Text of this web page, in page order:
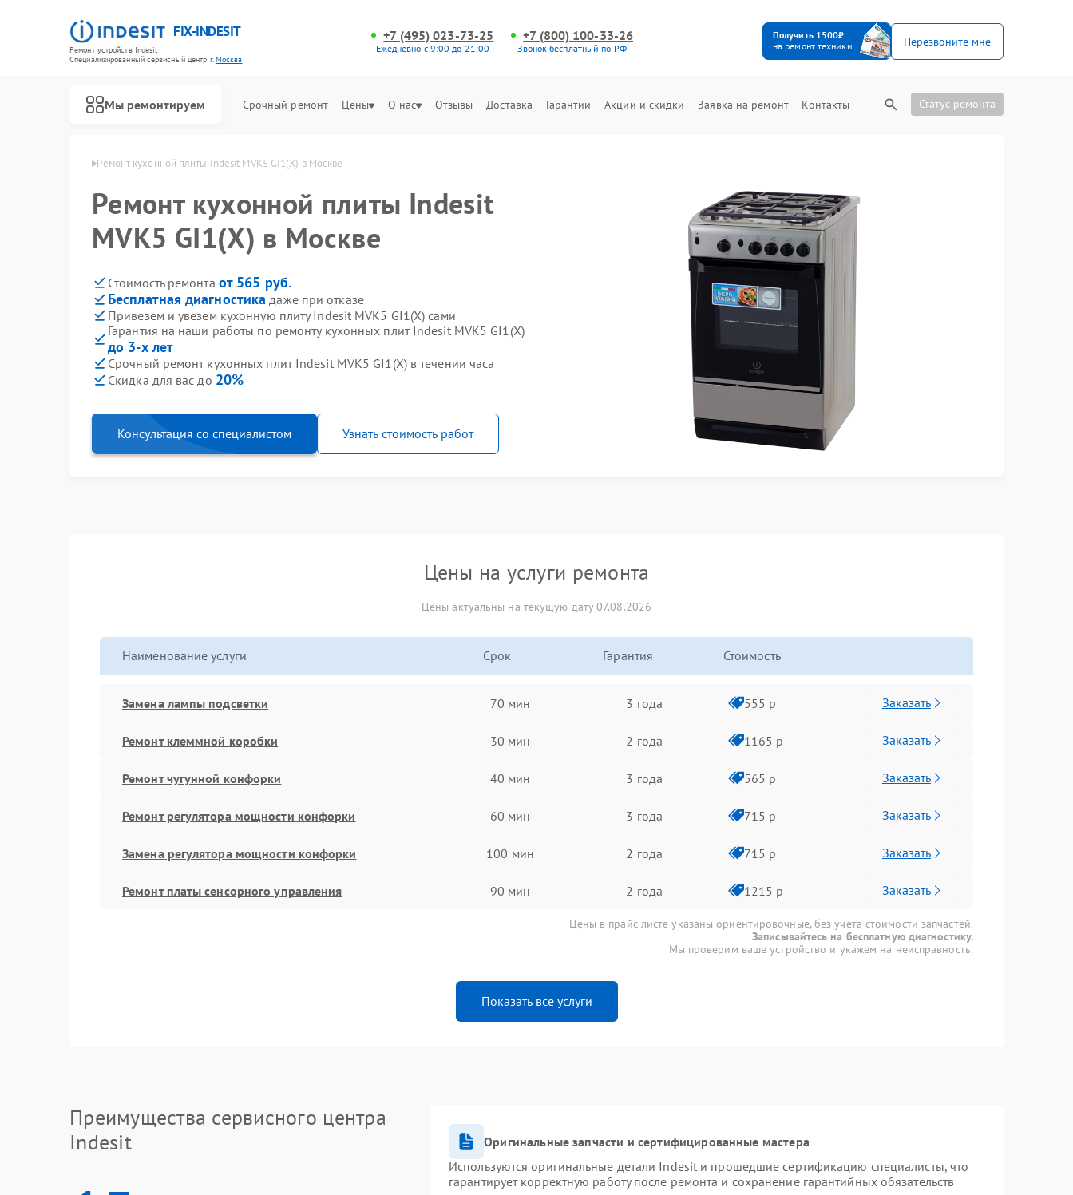
FIX-INDESIT
Ремонт устройств Indesit
Специализированный cервисный центр г.Москва
+7 (495) 023-73-25
Ежедневно с 9:00 до 21:00
+7 (800) 100-33-26
Звонок бесплатный по РФ
Получить 1500₽
на ремонт техники
Перезвоните мне
Мы ремонтируем Срочный ремонт Цены О нас Отзывы Доставка Гарантии Акции и скидки Заявка на ремонт Контакты Статус ремонта
Indesit в Москве Ремонт кухонной плиты Indesit MVK5 GI1(X) в Москве
Ремонт кухонной плиты Indesit
MVK5 GI1(X) в Москве
Стоимость ремонта от 565 руб.
Бесплатная диагностика даже при отказе
Привезем и увезем кухонную плиту Indesit MVK5 GI1(X) сами
Гарантия на наши работы по ремонту кухонных плит Indesit MVK5 GI1(X)
до 3-х лет
Срочный ремонт кухонных плит Indesit MVK5 GI1(X) в течении часа
Скидка для вас до 20%
Консультация со специалистом Узнать стоимость работ
Цены на услуги ремонта
Цены актуальны на текущую дату 07.08.2026
Наименование услуги Срок Гарантия Стоимость
Замена лампы подсветки 70 мин 3 года 555 р Заказать
Ремонт клеммной коробки 30 мин 2 года 1165 р Заказать
Ремонт чугунной конфорки 40 мин 3 года 565 р Заказать
Ремонт регулятора мощности конфорки 60 мин 3 года 715 р Заказать
Замена регулятора мощности конфорки 100 мин 2 года 715 р Заказать
Ремонт платы сенсорного управления 90 мин 2 года 1215 р Заказать
Цены в прайс-листе указаны ориентировочные, без учета стоимости запчастей.
Записывайтесь на бесплатную диагностику.
Мы проверим ваше устройство и укажем на неисправность.
Показать все услуги
Преимущества сервисного центра
Indesit
Оригинальные запчасти и сертифицированные мастера
Используются оригинальные детали Indesit и прошедшие сертификацию специалисты, что
гарантирует корректную работу после ремонта и сохранение гарантийных обязательств